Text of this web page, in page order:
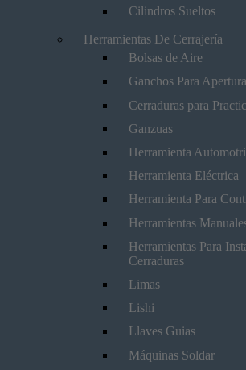
Cilindros Sueltos
Herramientas De Cerrajería
Bolsas de Aire
Ganchos Para Apertura
Cerraduras para
Ganzuas
Herramienta
Herramienta Eléctrica
Herramienta Para
Herramientas
Herramientas Para
Cerraduras
Limas
Lishi
Llaves Guias
Máquinas Soldar